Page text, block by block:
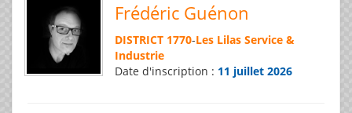
Frédéric Guénon
DISTRICT 1770-Les Lilas Service &
Industrie
Date d'inscription : 11 juillet 2026